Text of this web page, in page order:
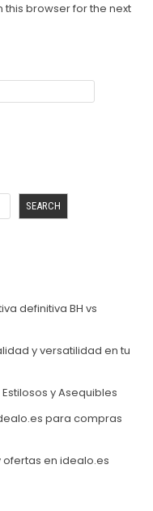
this browser for the next
SEARCH
definitiva BH vs
y versatilidad en tu
y Asequibles
para compras
ofertas en idealo.es